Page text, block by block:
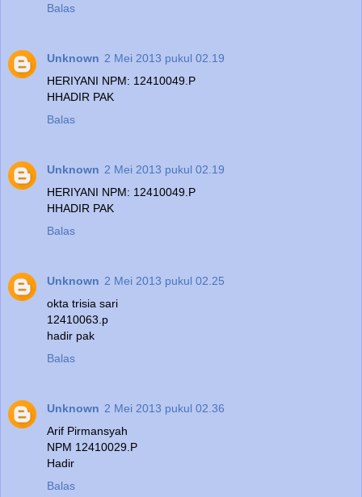
Balas
Unknown 2 Mei 2013 pukul 02.19
HERIYANI NPM: 12410049.P
HHADIR PAK
Balas
Unknown 2 Mei 2013 pukul 02.19
HERIYANI NPM: 12410049.P
HHADIR PAK
Balas
Unknown 2 Mei 2013 pukul 02.25
okta trisia sari
12410063.p
hadir pak
Balas
Unknown 2 Mei 2013 pukul 02.36
Arif Pirmansyah
NPM 12410029.P
Hadir
Balas